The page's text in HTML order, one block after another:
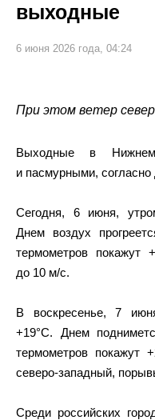
выходные
6 июня 2026 года, 04:24
При этом ветер
Выходные в
и пасмурными,
Сегодня, 6 июня,
Днем воздух
термометров покажут
до 10 м/с.
В воскресенье, 7
+19°С. Днем
термометров покажут
северо-западный,
Среди российских